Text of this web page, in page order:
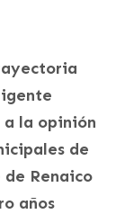
a la opinión
de
Renaico
años